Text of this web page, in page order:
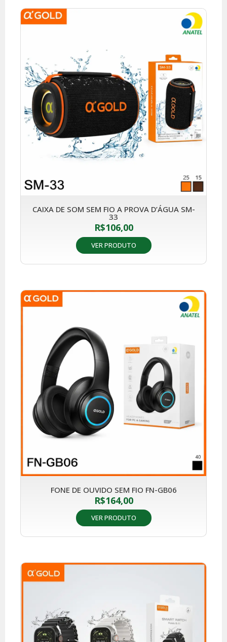
CAIXA DE SOM SEM FIO A PROVA D’ÁGUA SM-
33
R$106,00
VER PRODUTO
FONE DE OUVIDO SEM FIO FN-GB06
R$164,00
VER PRODUTO